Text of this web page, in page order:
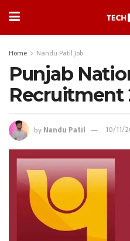
Home Nandu Patil Job
Punjab
Recruitment
byNandu Patil 10/11/